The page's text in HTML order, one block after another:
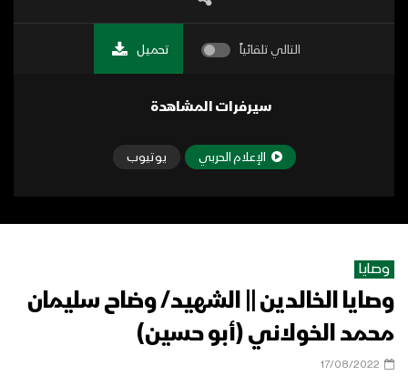
التالي تلقائياً تحميل
سيرفرات المشاهدة
الإعلام الحربي يوتيوب
وصايا
وصايا الخالدين || الشهيد/ وضاح سليمان
محمد الخولاني (أبو حسين)
17/08/2022